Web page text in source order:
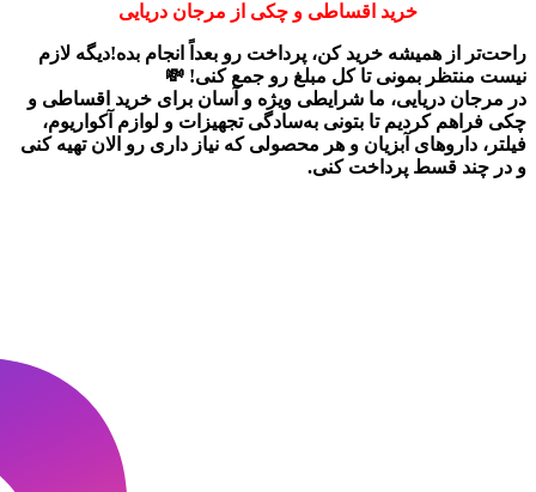
خرید اقساطی و چکی از مرجان دریایی
راحت‌تر از همیشه خرید کن، پرداخت رو بعداً انجام بده!دیگه لازم
نیست منتظر بمونی تا کل مبلغ رو جمع کنی! 💸
در مرجان دریایی، ما شرایطی ویژه و آسان برای خرید اقساطی و
چکی فراهم کردیم تا بتونی به‌سادگی تجهیزات و لوازم آکواریوم،
فیلتر، داروهای آبزیان و هر محصولی که نیاز داری رو الان تهیه کنی
و در چند قسط پرداخت کنی.